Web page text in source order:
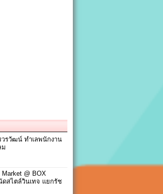
รวัฒน์ ทำเลพนักงาน
ม
Market @ BOX
ดสไตล์วินเทจ แยกรัช